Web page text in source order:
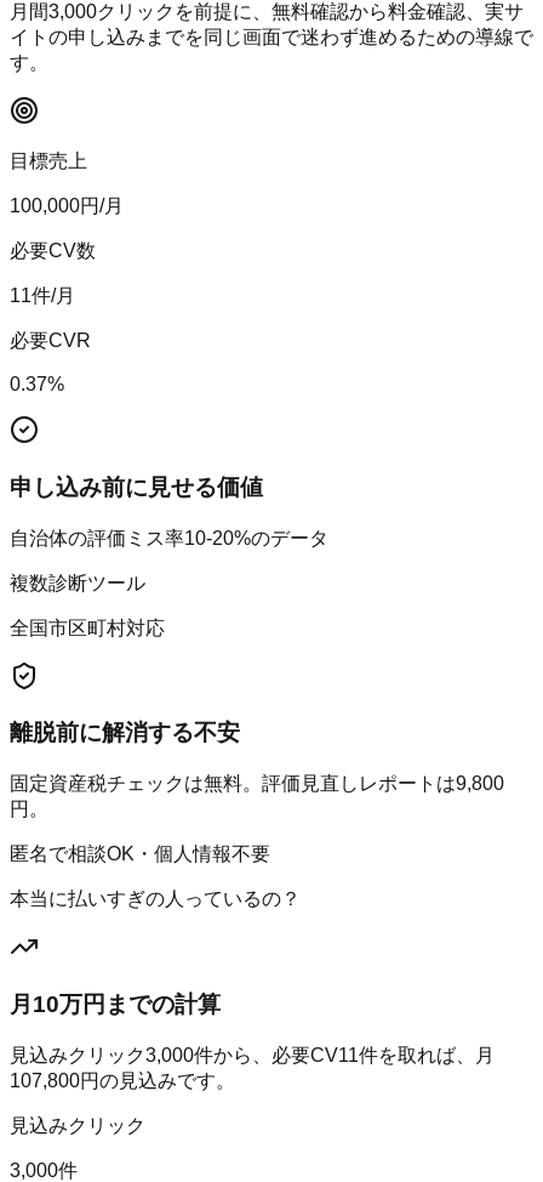
月間3,000クリックを前提に、無料確認から料金確認、実サ
イトの申し込みまでを同じ画面で迷わず進めるための導線で
す。
目標売上
100,000円/月
必要CV数
11件/月
必要CVR
0.37%
申し込み前に見せる価値
自治体の評価ミス率10-20%のデータ
複数診断ツール
全国市区町村対応
離脱前に解消する不安
固定資産税チェックは無料。評価見直しレポートは9,800
円。
匿名で相談OK・個人情報不要
本当に払いすぎの人っているの？
月10万円までの計算
見込みクリック3,000件から、必要CV11件を取れば、月
107,800円の見込みです。
見込みクリック
3,000件